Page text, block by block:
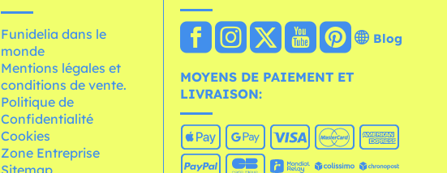
Funidelia dans le
monde
Mentions légales et
conditions de vente.
Politique de
Confidentialité
Cookies
Zone Entreprise
Blog
MOYENS DE PAIEMENT ET
LIVRAISON: